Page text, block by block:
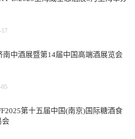
17
南中酒展暨第14届中国高端酒展览会
05
第十五届中国(南京)国际糖酒食
会